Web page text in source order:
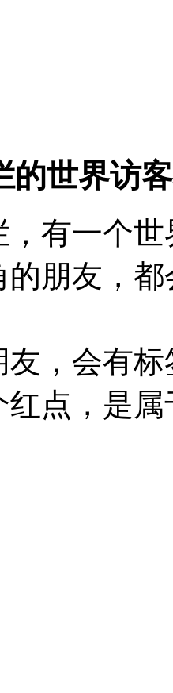
的世界访
有一个
的朋友，
友，会有
红点，是